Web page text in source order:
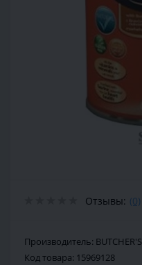
Отзывы: (0)
Производитель: BUTCHER'S
Код товара: 15969128